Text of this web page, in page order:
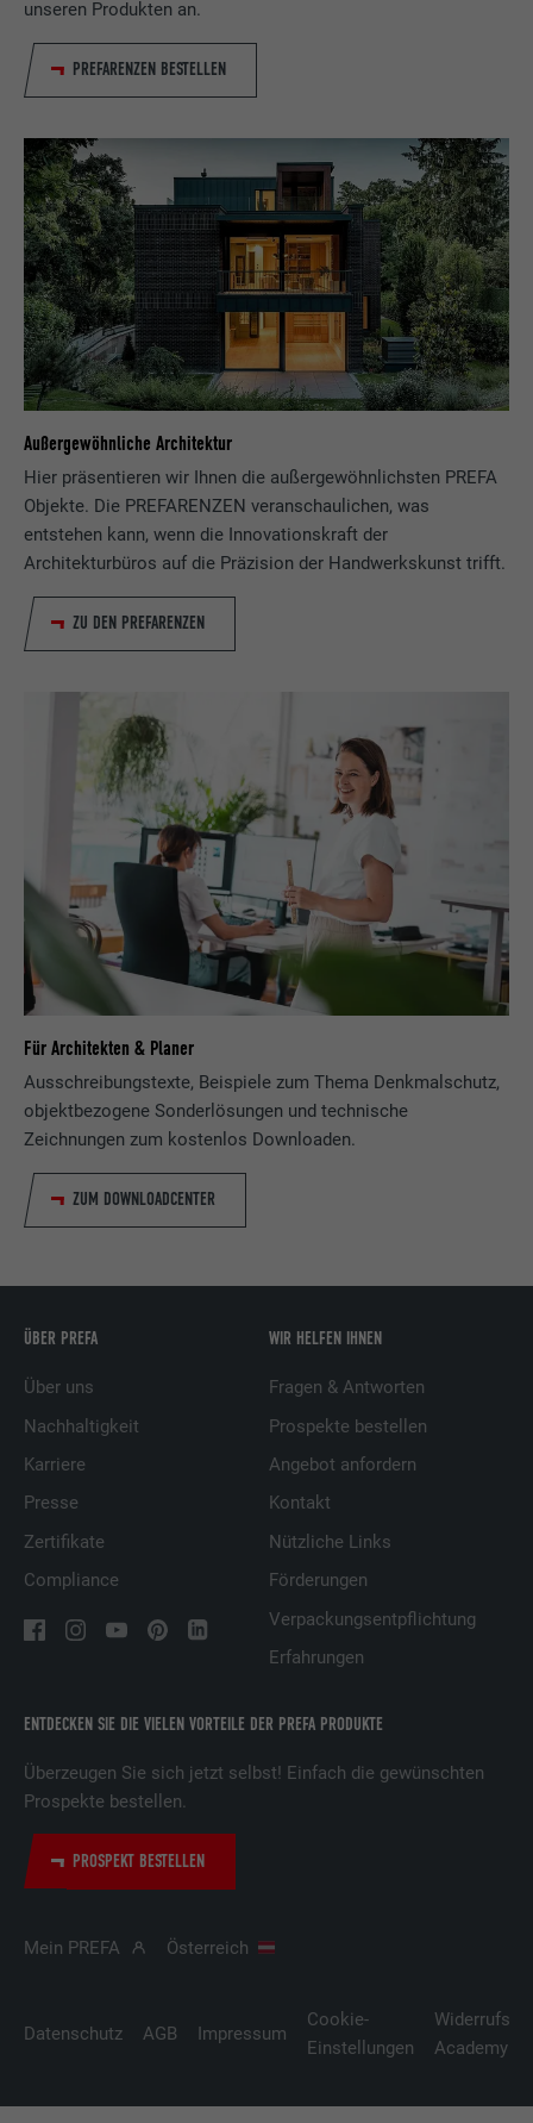
unseren Produkten an.
PREFARENZEN BESTELLEN
Außergewöhnliche Architektur
Hier präsentieren wir Ihnen die außergewöhnlichsten PREFA
Objekte. Die PREFARENZEN veranschaulichen, was
entstehen kann, wenn die Innovationskraft der
Architekturbüros auf die Präzision der Handwerkskunst trifft.
ZU DEN PREFARENZEN
Für Architekten & Planer
Ausschreibungstexte, Beispiele zum Thema Denkmalschutz,
objektbezogene Sonderlösungen und technische
Zeichnungen zum kostenlos Downloaden.
ZUM DOWNLOADCENTER
ENTDECKEN SIE DIE VIELEN VORTEILE DER PREFA PRODUKTE
Überzeugen Sie sich jetzt selbst! Einfach die gewünschten
Prospekte bestellen.
PROSPEKT BESTELLEN
ÜBER PREFA
Über uns
Nachhaltigkeit
Karriere
Presse
Zertifikate
Compliance
WIR HELFEN IHNEN
Fragen & Antworten
Prospekte bestellen
Angebot anfordern
Kontakt
Nützliche Links
Förderungen
Verpackungsentpflichtung
Erfahrungen
Mein PREFA Österreich
Datenschutz AGB Impressum
Cookie-
Einstellungen
Academy